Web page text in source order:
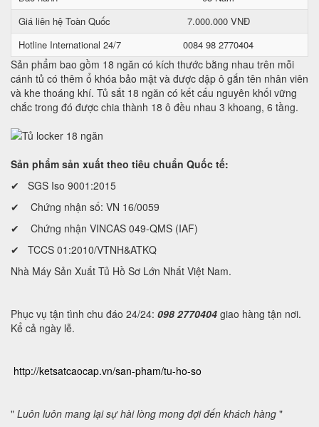
Giá liên hệ Toàn Quốc
7.000.000 VNĐ
Hotline International 24/7
0084 98 2770404
Sản phẩm bao gồm 18 ngăn có kích thước bằng nhau trên mỗi
cánh tủ có thêm ổ khóa bảo mật và được dập ô gắn tên nhân viên
và khe thoáng khí. Tủ sắt 18 ngăn có kết cấu nguyên khối vững
chắc trong đó được chia thành 18 ô đều nhau 3 khoang, 6 tầng.
Sản phẩm sản xuất theo tiêu chuẩn Quốc tế:
✔ SGS Iso 9001:2015
✔ Chứng nhận số: VN 16/0059
✔ Chứng nhận VINCAS 049-QMS (IAF)
✔ TCCS 01:2010/VTNH&ATKQ
Nhà Máy Sản Xuất Tủ Hồ Sơ Lớn Nhất Việt Nam.
Phục vụ tận tình chu đáo 24/24: 098 2770404 giao hàng tận nơi.
Kể cả ngày lễ.
http://ketsatcaocap.vn/san-pham/tu-ho-so
" Luôn luôn mang lại sự hài lòng mong đợi đến khách hàng "